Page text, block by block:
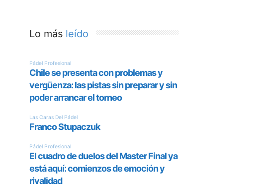
Lo más leído